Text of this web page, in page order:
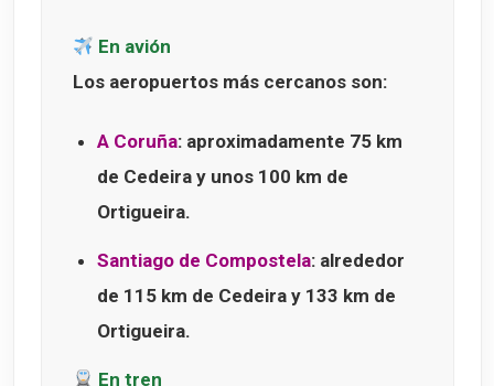
En avión
Los aeropuertos más cercanos son:
A Coruña: aproximadamente 75 km
de Cedeira y unos 100 km de
Ortigueira.
Santiago de Compostela: alrededor
de 115 km de Cedeira y 133 km de
Ortigueira.
En tren